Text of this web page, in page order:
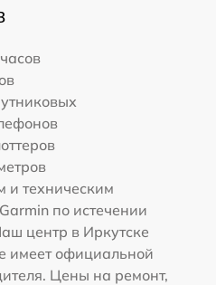
и техническим
по истечении
центр в Иркутске
имеет официальной
Цены на ремонт,